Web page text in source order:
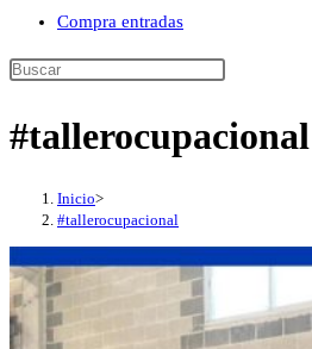
Compra entradas
Buscar
esta
#tallerocupacional
Inicio>
#tallerocupacional